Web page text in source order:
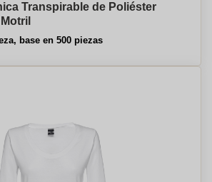
Transpirable de Poliéster
base en 500 piezas